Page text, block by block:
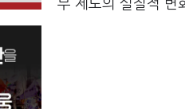
부 제도의 실질적 변